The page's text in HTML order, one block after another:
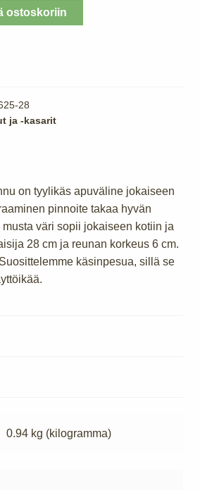
ostoskoriin
28
ja -kasarit
on tyylikäs apuväline jokaiseen
pinnoite takaa hyvän
väri sopii jokaiseen kotiin ja
28 cm ja reunan korkeus 6 cm.
käsinpesua, sillä se
0.94 kg (kilogramma)